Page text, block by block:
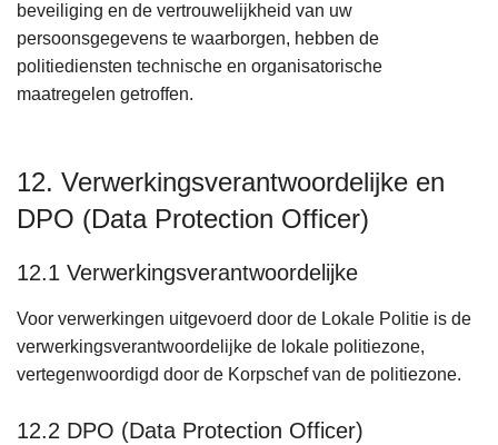
beveiliging en de vertrouwelijkheid van uw
persoonsgegevens te waarborgen, hebben de
politiediensten technische en organisatorische
maatregelen getroffen.
12. Verwerkingsverantwoordelijke en
DPO (Data Protection Officer)
12.1 Verwerkingsverantwoordelijke
Voor verwerkingen uitgevoerd door de Lokale Politie is de
verwerkingsverantwoordelijke de lokale politiezone,
vertegenwoordigd door de Korpschef van de politiezone.
12.2 DPO (Data Protection Officer)